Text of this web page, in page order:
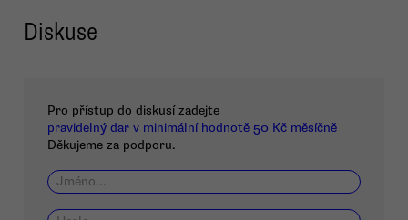
Diskuse
Pro přístup do diskusí zadejte
pravidelný dar v minimální hodnotě 50 Kč měsíčně
Děkujeme za podporu.